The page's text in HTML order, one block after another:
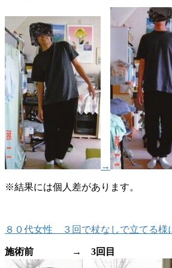
→
※結果には個人差があります。
８０代女性 ３回で杖なしで立てる様
施術前 → 3回目